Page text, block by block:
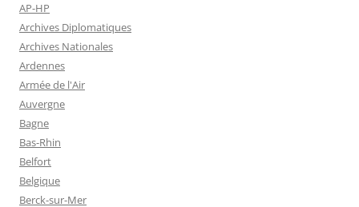
AP-HP
Archives Diplomatiques
Archives Nationales
Ardennes
Armée de l'Air
Auvergne
Bagne
Bas-Rhin
Belfort
Belgique
Berck-sur-Mer